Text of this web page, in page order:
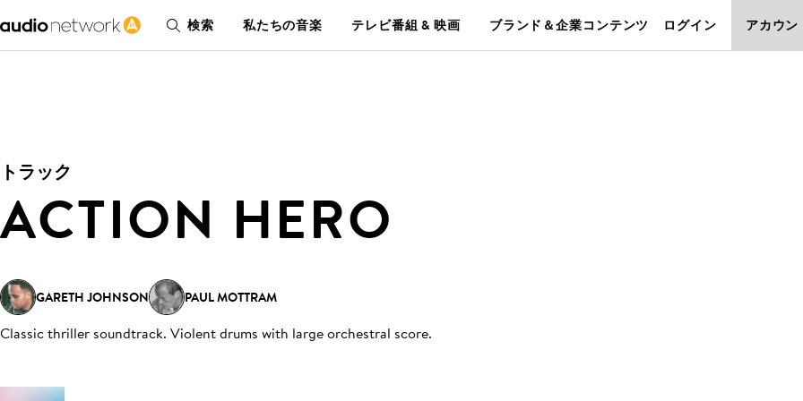
検索 私たちの音楽 テレビ番組 & 映画 ブランド＆企業コンテンツ ログイン アカウン
トラック
ACTION HERO
GARETH JOHNSON PAUL MOTTRAM
Classic thriller soundtrack. Violent drums with large orchestral score.